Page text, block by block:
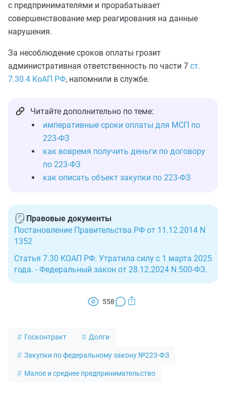
с предпринимателями и прорабатывает
совершенствование мер реагирования на данные
нарушения.
За несоблюдение сроков оплаты грозит
административная ответственность по части 7 ст.
7.30.4 КоАП РФ, напомнили в службе.
Читайте дополнительно по теме:
императивные сроки оплаты для МСП по
223-ФЗ
как вовремя получить деньги по договору
по 223-ФЗ
как описать объект закупки по 223-ФЗ
Правовые документы
Постановление Правительства РФ от 11.12.2014 N
1352
Статья 7.30 КОАП РФ. Утратила силу с 1 марта 2025
года. - Федеральный закон от 28.12.2024 N 500-ФЗ.
558
Госконтракт Долги
Закупки по федеральному закону №223-ФЗ
Малое и среднее предпринимательство